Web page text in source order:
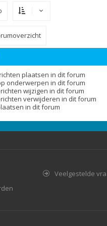
plaatsen in dit forum
onderwerpen in dit forum
wijzigen in dit forum
verwijderen in dit forum
in dit forum
Veelgestelde